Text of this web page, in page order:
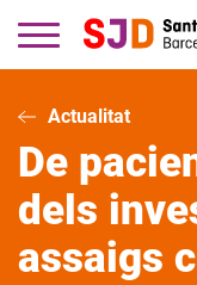
contingut
Actualitat
De
dels
assaigs